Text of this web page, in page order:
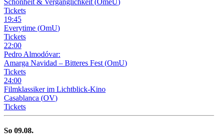
Schönheit & Vergänglichkeit (OmeU )
Tickets
19:45
Everytime (OmU)
Tickets
22:00
Pedro Almodóvar:
Amarga Navidad – Bitteres Fest (OmU)
Tickets
24:00
Filmklassiker im Lichtblick-Kino
Casablanca (OV)
Tickets
So 09.08.